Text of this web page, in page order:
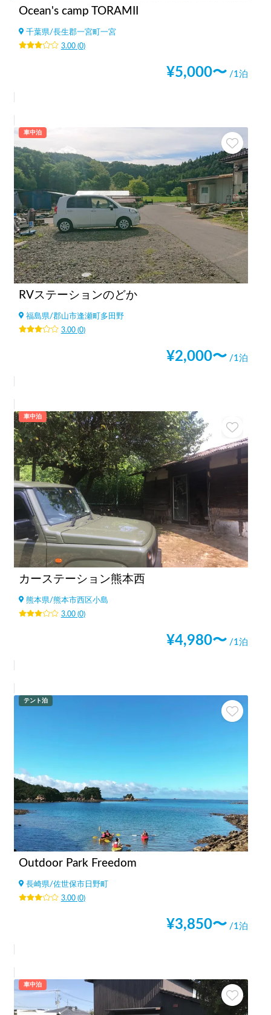
Ocean's camp TORAMII
千葉県/長生郡一宮町一宮
3.00(0)
¥5,000〜 /1泊
車中泊
RVステーションのどか
福島県/郡山市逢瀬町多田野
3.00(0)
¥2,000〜 /1泊
車中泊
カーステーション熊本西
熊本県/熊本市西区小島
3.00(0)
¥4,980〜 /1泊
テント泊
Outdoor Park Freedom
長崎県/佐世保市日野町
3.00(0)
¥3,850〜 /1泊
車中泊